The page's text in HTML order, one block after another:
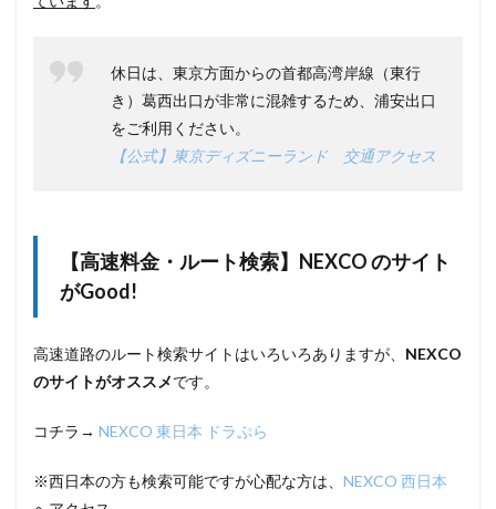
2.2
車
な
の
か
【
得
報
テ
休日は、東京方面からの首都高湾岸線（東行
き）葛西出口が非常に混雑するため、浦安出口
をご利用ください。
【公式】東京ディズニーランド 交通アクセス
【高速料金・ルート検索】NEXCO のサイト
がGood!
高速道路のルート検索サイトはいろいろありますが、 NEXCO
のサイトがオススメです。
コチラ→ NEXCO 東日本 ドラぷら
※西日本の方も検索可能ですが心配な方は、 NEXCO 西日本